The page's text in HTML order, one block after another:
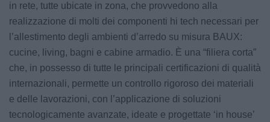
in rete, tutte ubicate in zona, che provvedono alla
realizzazione di molti dei componenti hi tech necessari per
l’allestimento degli ambienti d’arredo su misura BAUX:
cucine, living, bagni e cabine armadio. È una “filiera corta”
che, in possesso di tutte le principali certificazioni di qualità
internazionali, permette un controllo rigoroso dei materiali
e delle lavorazioni, con l’applicazione di soluzioni
tecnologicamente avanzate, ideate e progettate ‘in house’